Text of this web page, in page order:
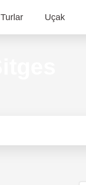
Turlar Uçak